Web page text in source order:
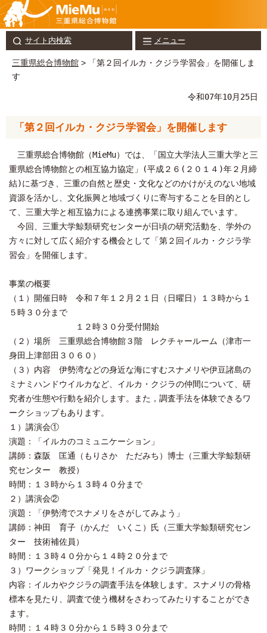
サイト内検索 メニュー
三重県総合博物館 > 「第２回イルカ・クジラ学習会」を開催しま
す
令和07年10月25日
「第２回イルカ・クジラ学習会」を開催します
三重県総合博物館（MieMu）では、「国立大学法人三重大学と三
重県総合博物館との相互協力協定」(平成２６(２０１４)年２月締
結)に基づき、三重の自然と歴史・文化などのかけがえのない地域
資源を活かし、文化振興と地域づくりに寄与することを目的とし
て、三重大学と相互協力による連携事業に取り組んでいます。
今回、三重大学鯨類研究センターが日頃の研究活動を、学外の
方々に対して広く紹介する機会として「第２回イルカ・クジラ学
習会」を開催します。
事業の概要
（１）開催日時 令和７年１２月２１日（日曜日）１３時から１
５時３０分まで
１２時３０分受付開始
（２）場所 三重県総合博物館３階 レクチャールーム（津市一
身田上津部田３０６０）
（３）内容 伊勢湾などの身近な海にすむスナメリや伊豆諸島の
ミナミハンドウイルカなど、イルカ・クジラの仲間について、研
究者が生態や行動を紹介します。また，調査手法を体験できるワ
ークショップもあります。
１）講演会①
演題：「イルカのコミュニケーション」
講師：森阪 匡通（もりさか ただみち）博士（三重大学鯨類研
究センター 教授）
時間：１３時から１３時４０分まで
２）講演会②
演題：「伊勢湾でスナメリをさがしてみよう」
講師：神田 育子（かんだ いくこ）氏（三重大学鯨類研究セン
ター 技術補佐員）
時間：１３時４０分から１４時２０分まで
３）ワークショップ「発見！イルカ・クジラ調査隊」
内容：イルカやクジラの調査手法を体験します。スナメリの骨格
標本を見たり、調査で使う機材をさわってみたりすることができ
ます。
時間：１４時３０分から１５時３０分まで